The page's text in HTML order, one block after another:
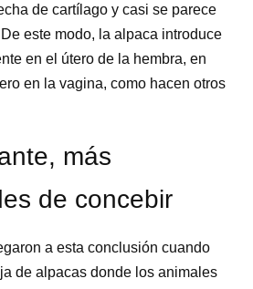
de cartílago y casi se parece
este modo, la alpaca introduce
en el útero de la hembra, en
en la vagina, como hacen otros
más
de concebir
a esta conclusión cuando
de alpacas donde los animales